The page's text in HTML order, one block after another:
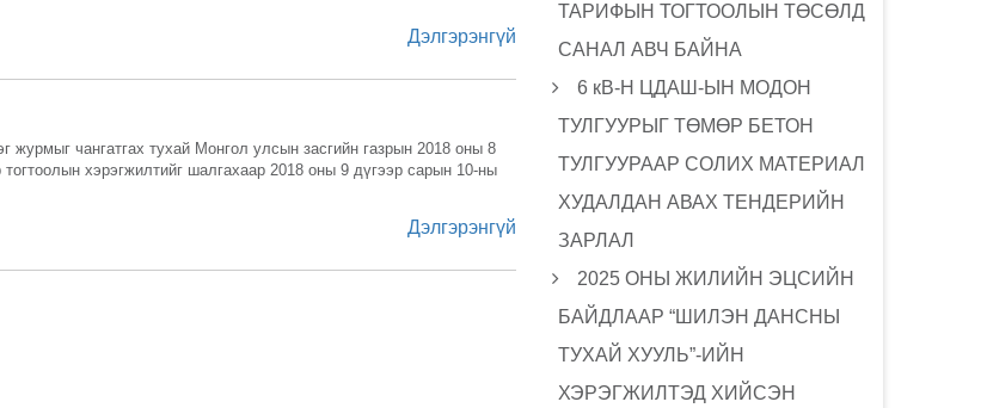
Дэлгэрэнгүй
журмыг чангатгах тухай Монгол улсын засгийн газрын 2018 оны 8
хэрэгжилтийг шалгахаар 2018 оны 9 дүгээр сарын 10-ны
Дэлгэрэнгүй
ТАРИФЫН ТОГТООЛЫН ТӨСӨЛД
САНАЛ АВЧ БАЙНА
6 кВ-Н ЦДАШ-ЫН МОДОН
ТУЛГУУРЫГ ТӨМӨР БЕТОН
ТУЛГУУРААР СОЛИХ МАТЕРИАЛ
ХУДАЛДАН АВАХ ТЕНДЕРИЙН
ЗАРЛАЛ
2025 ОНЫ ЖИЛИЙН ЭЦСИЙН
БАЙДЛААР “ШИЛЭН ДАНСНЫ
ТУХАЙ ХУУЛЬ”-ИЙН
ХЭРЭГЖИЛТЭД ХИЙСЭН